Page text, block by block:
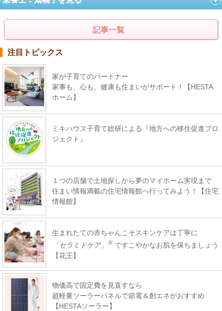
記事一覧
注目トピックス
家が子育てのパートナー
家事も、心も、健康も住まいがサポート！【HESTA
ホーム】
ミキハウス子育て総研による『地方への移住促進プロ
ジェクト』
１つの店舗で土地探しから夢のマイホーム実現まで
住まい情報満載の住宅情報館へ行ってみよう！【住宅
情報館】
生まれたての赤ちゃんこそスキンケアは丁寧に
「セラミドケア」
※ ですこやかなお肌を保ちましょう
【花王】
物価高で固定費を見直すなら
超軽量ソーラーパネルで節電＆創エネがおすすめ
【HESTAソーラー】